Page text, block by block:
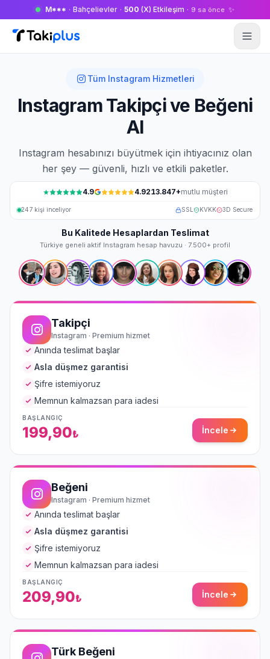
M*** · Bahçelievler · 500 (X) Etkileşim · 9 sa önce ✨
Anasayfa
Tüm Instagram Hizmetleri
Instagram Takipçi ve Beğeni
Al
Instagram hesabınızı büyütmek için ihtiyacınız olan
her şey — güvenli, hızlı ve etkili paketler.
4.9 4.9213.847+mutlu müşteri
247 kişi inceliyor SSL KVKK 3D Secure
Bu Kalitede Hesaplardan Teslimat
Türkiye geneli aktif Instagram hesap havuzu · 7.500+ profil
Takipçi
Instagram · Premium hizmet
Anında teslimat başlar
Asla düşmez garantisi
Şifre istemiyoruz
Memnun kalmazsan para iadesi
BAŞLANGIÇ
199,90₺ İncele
Beğeni
Instagram · Premium hizmet
Anında teslimat başlar
Asla düşmez garantisi
Şifre istemiyoruz
Memnun kalmazsan para iadesi
BAŞLANGIÇ
209,90₺ İncele
Türk Beğeni
Sohbet Yardım